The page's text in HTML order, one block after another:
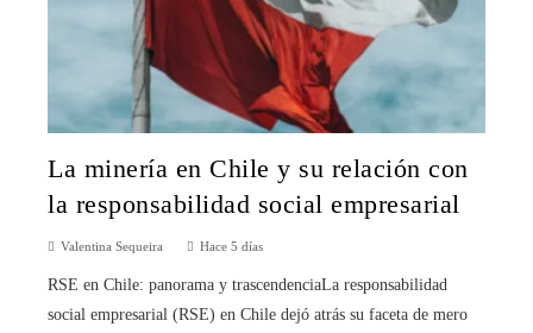
La minería en Chile y su relación con
la responsabilidad social empresarial
Valentina Sequeira Hace 5 días
RSE en Chile: panorama y trascendenciaLa responsabilidad
social empresarial (RSE) en Chile dejó atrás su faceta de mero